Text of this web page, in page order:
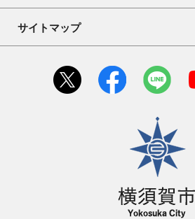
サイトマップ
横須賀市